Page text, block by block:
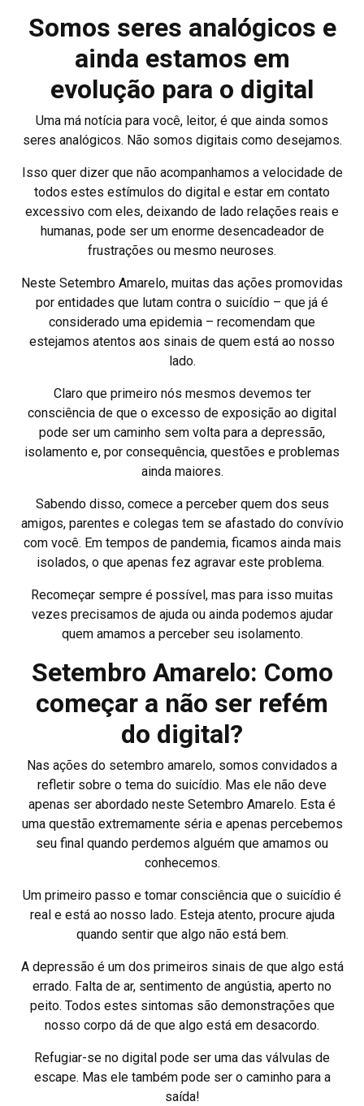
Somos seres analógicos e
ainda estamos em
evolução para o digital
Uma má notícia para você, leitor, é que ainda somos
seres analógicos. Não somos digitais como desejamos.
Isso quer dizer que não acompanhamos a velocidade de
todos estes estímulos do digital e estar em contato
excessivo com eles, deixando de lado relações reais e
humanas, pode ser um enorme desencadeador de
frustrações ou mesmo neuroses.
Neste Setembro Amarelo, muitas das ações promovidas
por entidades que lutam contra o suicídio – que já é
considerado uma epidemia – recomendam que
estejamos atentos aos sinais de quem está ao nosso
lado.
Claro que primeiro nós mesmos devemos ter
consciência de que o excesso de exposição ao digital
pode ser um caminho sem volta para a depressão,
isolamento e, por consequência, questões e problemas
ainda maiores.
Sabendo disso, comece a perceber quem dos seus
amigos, parentes e colegas tem se afastado do convívio
com você. Em tempos de pandemia, ficamos ainda mais
isolados, o que apenas fez agravar este problema.
Recomeçar sempre é possível, mas para isso muitas
vezes precisamos de ajuda ou ainda podemos ajudar
quem amamos a perceber seu isolamento.
Setembro Amarelo: Como
começar a não ser refém
do digital?
Nas ações do setembro amarelo, somos convidados a
refletir sobre o tema do suicídio. Mas ele não deve
apenas ser abordado neste Setembro Amarelo. Esta é
uma questão extremamente séria e apenas percebemos
seu final quando perdemos alguém que amamos ou
conhecemos.
Um primeiro passo e tomar consciência que o suicídio é
real e está ao nosso lado. Esteja atento, procure ajuda
quando sentir que algo não está bem.
A depressão é um dos primeiros sinais de que algo está
errado. Falta de ar, sentimento de angústia, aperto no
peito. Todos estes sintomas são demonstrações que
nosso corpo dá de que algo está em desacordo.
Refugiar-se no digital pode ser uma das válvulas de
escape. Mas ele também pode ser o caminho para a
saída!